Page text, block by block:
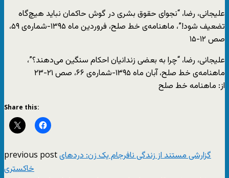
علیجانی، رضا، “نجوای حقوق بشری در گوش حاکمان نباید هیچ‌گاه
تضعیف شود!”، ماهنامه‌ی خط صلح، فروردین ماه ۱۳۹۵-شماره‌ی ۵۹،
صص ۱۲-۱۵
علیجانی، رضا، “چرا به بعضی زندانیان احکام سنگین می‌دهند؟”،
ماهنامه‌ی خط صلح، آبان ماه ۱۳۹۵-شماره‌ی ۶۶، صص ۲۱-۲۳
از: ماهنامه خط صلح
Share this:
previous postگزارشی مستند از زندگی نافرجام یک زن: دردهای
خاکستری